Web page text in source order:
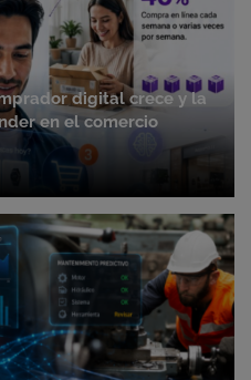
digital crece y la
en el comercio